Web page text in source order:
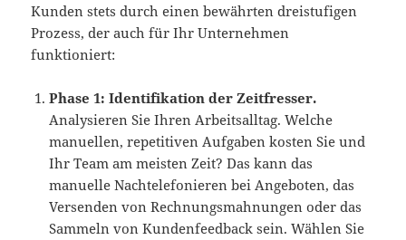
Kunden stets durch einen bewährten dreistufigen
Prozess, der auch für Ihr Unternehmen
funktioniert:
Phase 1: Identifikation der Zeitfresser.
Analysieren Sie Ihren Arbeitsalltag. Welche
manuellen, repetitiven Aufgaben kosten Sie und
Ihr Team am meisten Zeit? Das kann das
manuelle Nachtelefonieren bei Angeboten, das
Versenden von Rechnungsmahnungen oder das
Sammeln von Kundenfeedback sein. Wählen Sie